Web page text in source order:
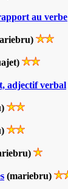
au verbe
adjectif verbal
(mariebru)